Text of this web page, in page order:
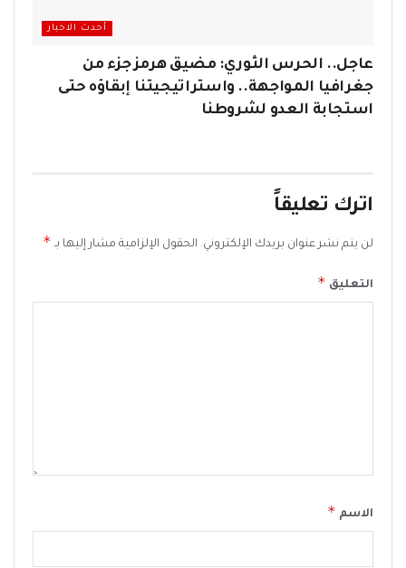
أحدث الاخبار
عاجل.. الحرس الثوري: مضيق هرمز جزء من
جغرافيا المواجهة.. واستراتيجيتنا إبقاؤه حتى
استجابة العدو لشروطنا
اترك تعليقاً
لن يتم نشر عنوان بريدك الإلكتروني. الحقول الإلزامية مشار إليها بـ *
التعليق *
الاسم *